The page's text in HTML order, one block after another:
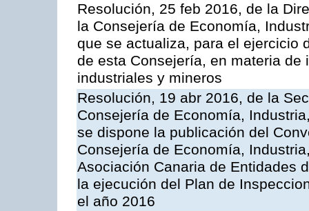
Resolución, 25 feb 2016, de la
la Consejería de Economía,
que se actualiza, para el ejercicio
de esta Consejería, en materia
industriales y mineros
Resolución, 19 abr 2016, de la
Consejería de Economía,
se dispone la publicación del
Consejería de Economía,
Asociación Canaria de Entidades
la ejecución del Plan de
el año 2016